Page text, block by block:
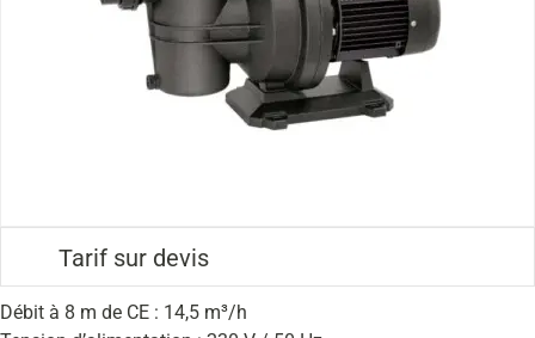
Tarif sur devis
Débit à 8 m de CE : 14,5 m³/h